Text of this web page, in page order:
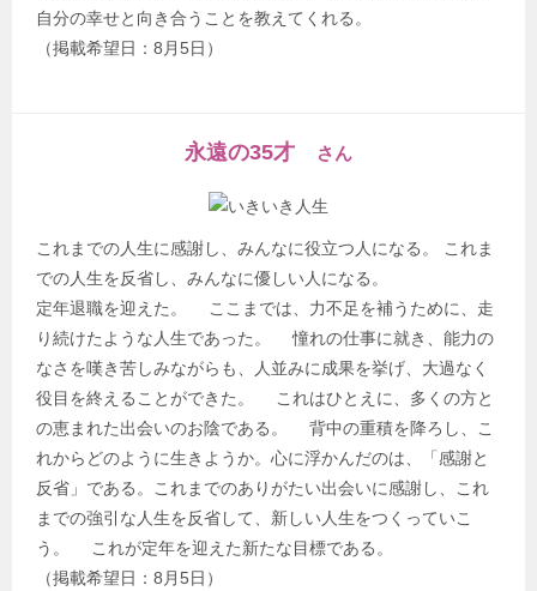
自分の幸せと向き合うことを教えてくれる。
（掲載希望日：8月5日）
永遠の35才 さん
これまでの人生に感謝し、みんなに役立つ人になる。 これま
での人生を反省し、みんなに優しい人になる。
定年退職を迎えた。 ここまでは、力不足を補うために、走
り続けたような人生であった。 憧れの仕事に就き、能力の
なさを嘆き苦しみながらも、人並みに成果を挙げ、大過なく
役目を終えることができた。 これはひとえに、多くの方と
の恵まれた出会いのお陰である。 背中の重積を降ろし、こ
れからどのように生きようか。心に浮かんだのは、「感謝と
反省」である。これまでのありがたい出会いに感謝し、これ
までの強引な人生を反省して、新しい人生をつくっていこ
う。 これが定年を迎えた新たな目標である。
（掲載希望日：8月5日）